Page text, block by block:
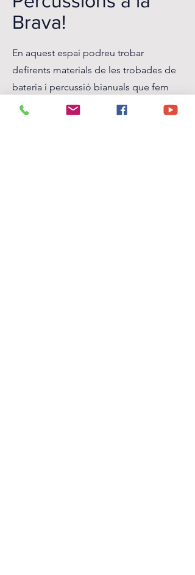
Brava!
En aquest espai podreu trobar
defirents materials de les trobades de
bateria i percussió bianuals que fem
entre diferents escoles de música sota